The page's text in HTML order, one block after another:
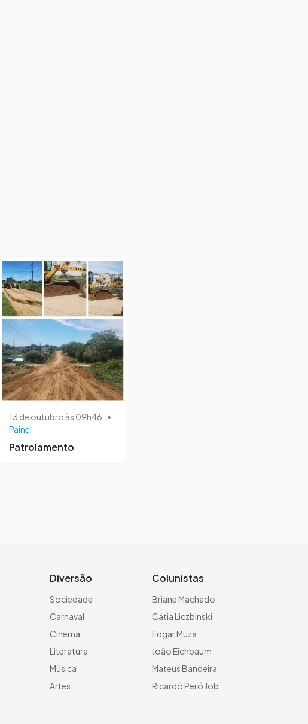
13 de outubro às 09h46 •
Painel
Patrolamento
Diversão
Sociedade
Carnaval
Cinema
Literatura
Música
Artes
Colunistas
Briane Machado
Cátia Liczbinski
Edgar Muza
João Eichbaum
Mateus Bandeira
Ricardo Peró Job